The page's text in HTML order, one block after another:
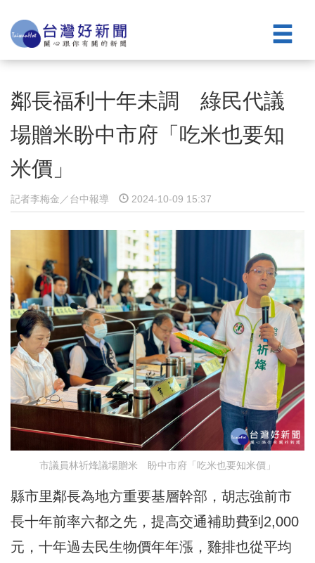
鄰長福利十年未調 綠民代議
場贈米盼中市府「吃米也要知
米價」
記者李梅金／台中報導 2024-10-09 15:37
市議員林祈烽議場贈米 盼中市府「吃米也要知米價」
縣市里鄰長為地方重要基層幹部，胡志強前市
長十年前率六都之先，提高交通補助費到2,000
元，十年過去民生物價年年漲，雞排也從平均